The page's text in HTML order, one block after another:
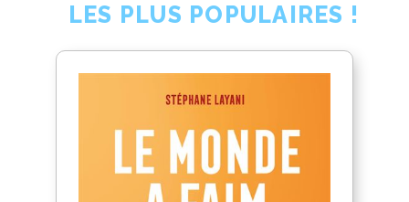
LES PLUS POPULAIRES !